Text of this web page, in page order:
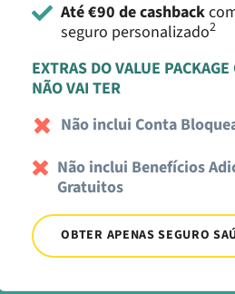
Até €90 de cashback
seguro personalizado2
EXTRAS DO VALUE PACKAGE
NÃO VAI TER
Não inclui Conta
Não inclui Benefícios
Gratuitos
OBTER APENAS SEGURO